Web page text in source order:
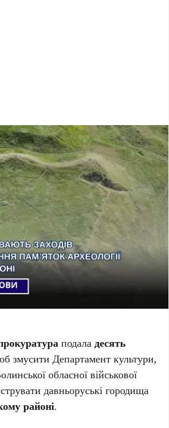
подаладесять
змусити Департамент культури,
обласної військової
давньоруські городища
районі.